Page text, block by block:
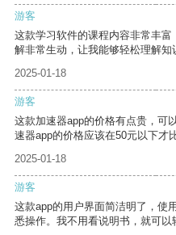
游客
这款学习软件的课程内容非常丰
解非常生动，让我能够轻松理解知
2025-01-18
游客
这款加速器app的价格有点贵，可
速器app的价格应该在50元以下才
2025-01-18
游客
这款app的用户界面简洁明了，使
悉操作。我不用看说明书，就可以